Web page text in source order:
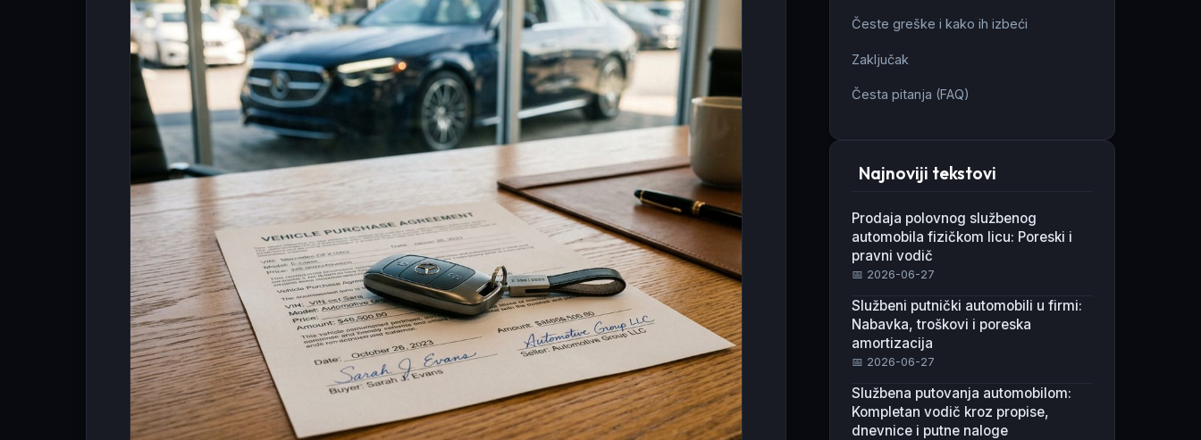
Česte greške i kako ih izbeći
Zaključak
Česta pitanja (FAQ)
Najnoviji tekstovi
Prodaja polovnog službenog
automobila fizičkom licu: Poreski i
pravni vodič
📅 2026-06-27
Službeni putnički automobili u firmi:
Nabavka, troškovi i poreska
amortizacija
📅 2026-06-27
Službena putovanja automobilom:
Kompletan vodič kroz propise,
dnevnice i putne naloge